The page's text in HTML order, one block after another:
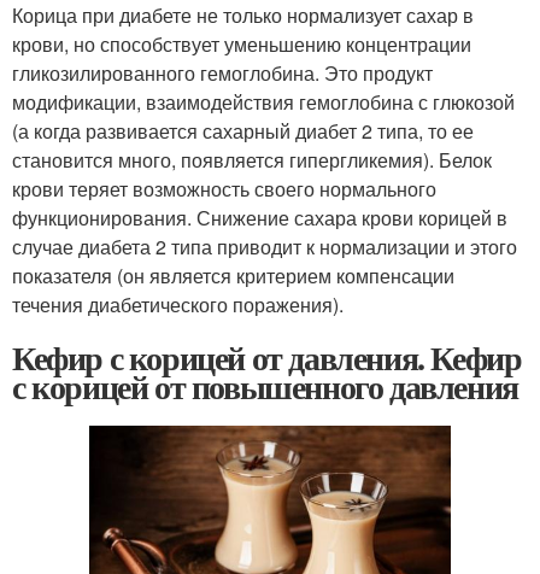
Корица при диабете не только нормализует сахар в
крови, но способствует уменьшению концентрации
гликозилированного гемоглобина. Это продукт
модификации, взаимодействия гемоглобина с глюкозой
(а когда развивается сахарный диабет 2 типа, то ее
становится много, появляется гипергликемия). Белок
крови теряет возможность своего нормального
функционирования. Снижение сахара крови корицей в
случае диабета 2 типа приводит к нормализации и этого
показателя (он является критерием компенсации
течения диабетического поражения).
Кефир с корицей от давления. Кефир
с корицей от повышенного давления